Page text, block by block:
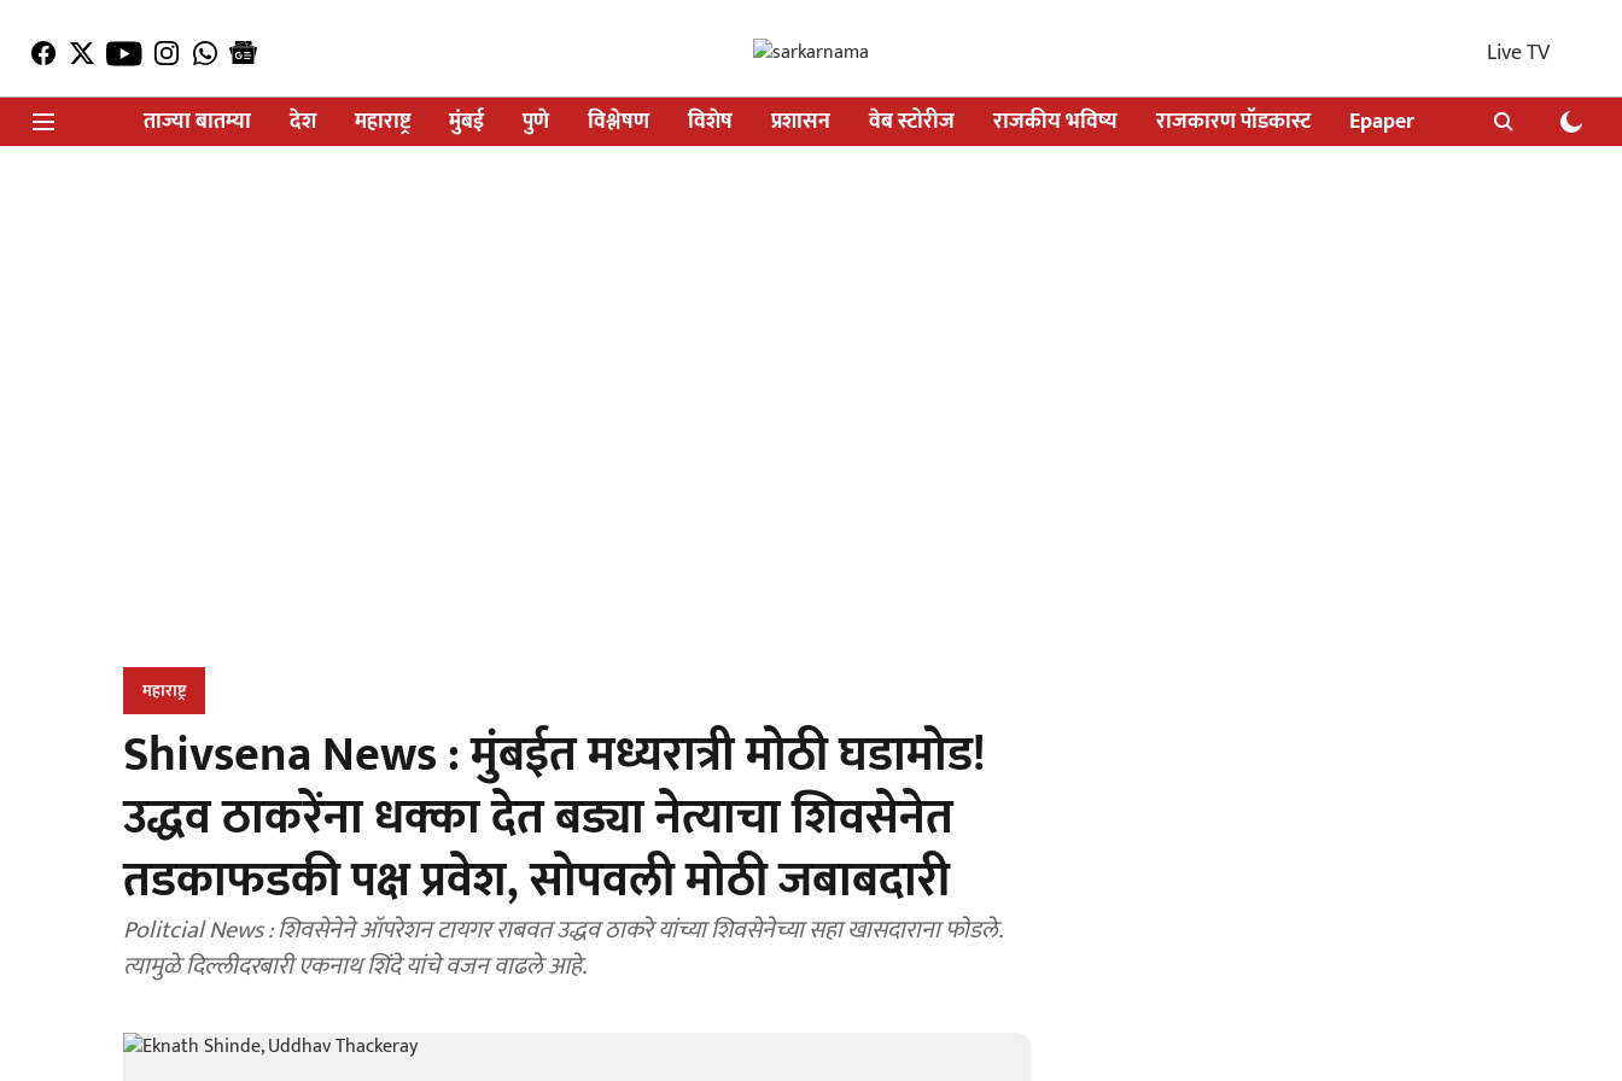
Live TV
ताज्या बातम्या
देश महाराष्ट्र मुंबई पुणे विश्लेषण विशेष प्रशासन वेब स्टोरीज राजकीय भविष्य राजकारण पॉडकास्ट Epaper
महाराष्ट्र
Shivsena News : मुंबईत मध्यरात्री मोठी घडामोड!
उद्धव ठाकरेंना धक्का देत बड्या नेत्याचा शिवसेनेत
तडकाफडकी पक्ष प्रवेश, सोपवली मोठी जबाबदारी
Politcial News : शिवसेनेने ऑपरेशन टायगर राबवत उद्धव ठाकरे यांच्या शिवसेनेच्या सहा खासदाराना फोडले.
त्यामुळे दिल्लीदरबारी एकनाथ शिंदे यांचे वजन वाढले आहे.